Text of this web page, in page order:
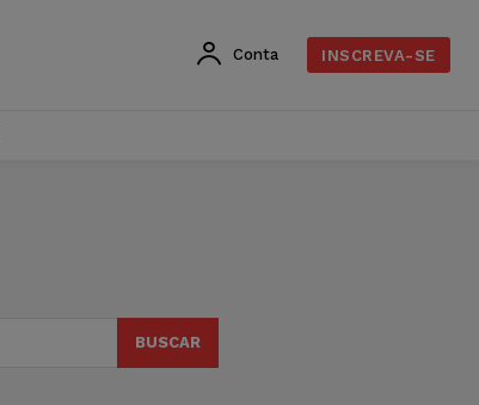
Conta INSCREVA-SE
BUSCAR